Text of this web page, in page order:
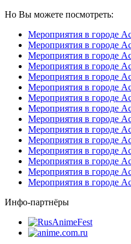
Но Вы можете посмотреть:
Мероприятия в городе
Мероприятия в городе
Мероприятия в городе
Мероприятия в городе
Мероприятия в городе
Мероприятия в городе
Мероприятия в городе
Мероприятия в городе
Мероприятия в городе
Мероприятия в городе
Мероприятия в городе
Мероприятия в городе
Мероприятия в городе
Мероприятия в городе
Мероприятия в городе
Инфо-партнёры